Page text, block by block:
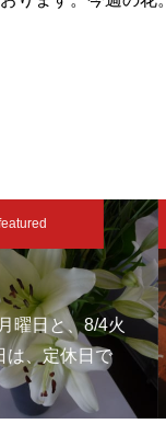
曜日と、8/4火
は、定休日で